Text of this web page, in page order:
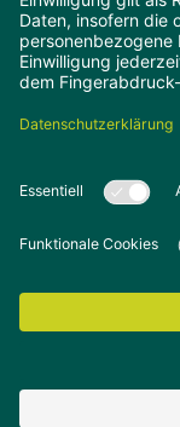
Melde dich
an und bleibe